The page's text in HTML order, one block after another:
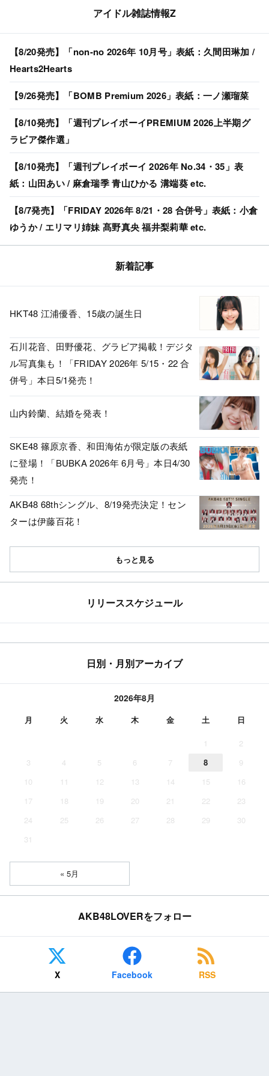
アイドル雑誌情報Z
【8/20発売】「non-no 2026年 10月号」表紙：久間田琳加 /
Hearts2Hearts
【9/26発売】「BOMB Premium 2026」表紙：一ノ瀬瑠菜
【8/10発売】「週刊プレイボーイPREMIUM 2026上半期グ
ラビア傑作選」
【8/10発売】「週刊プレイボーイ 2026年 No.34・35」表
紙：山田あい / 麻倉瑞季 青山ひかる 溝端葵 etc.
【8/7発売】「FRIDAY 2026年 8/21・28 合併号」表紙：小倉
ゆうか / エリマリ姉妹 髙野真央 福井梨莉華 etc.
新着記事
HKT48 江浦優香、15歳の誕生日
石川花音、田野優花、グラビア掲載！デジタ
ル写真集も！「FRIDAY 2026年 5/15・22 合
併号」本日5/1発売！
山内鈴蘭、結婚を発表！
SKE48 篠原京香、和田海佑が限定版の表紙
に登場！「BUBKA 2026年 6月号」本日4/30
発売！
AKB48 68thシングル、8/19発売決定！セン
ターは伊藤百花！
もっと見る
リリーススケジュール
日別・月別アーカイブ
2026年8月
月 火 水 木 金 土 日
1
2
3
4 5 6 7 8
9
10
11 12 13 14 15
16
17
18 19 20 21 22
23
24
25 26 27 28 29
30
31
« 5月
AKB48LOVERをフォロー
X Facebook RSS